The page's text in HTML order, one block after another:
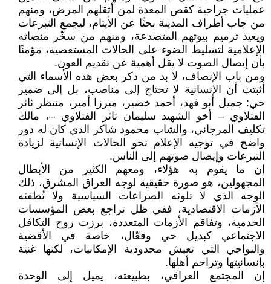
عمليات جراحية كقص المعدة لمن أثقلهم المرض، ومنهم
من جاب أطراف المدينة بحثًا عن الأيتام، ليجمع التبرعات
ويعيد ترميم بيوتهم المتصدعة، ومنهم من سخّر منصاته
الإعلامية لتسليط الضوء على الحالات المستعصية، مؤمنًا
بأن إيصال الصوت لا يقل أهمية عن تقديم العون.
ومن باب الإنصاف، لا بد من ذكر بعض هذه الأسماء التي
أثبتت أن الإنسانية لا تحتاج إلى مناصب، بل إلى ضمير
حي: جميل أبو فهد، أحمد خضير، ميرزا أمير، منتظر ثائر
الفتلاوي – أخو الشهيد سليمان ثائر الفتلاوي –، مالك
تكليف المرجاني، والشاب محمود شاكر الذي كان له دور
واضح في توجيه الإعلام نحو الحالات الإنسانية لزيادة
التبرعات وإيصال صوتهم إلى الناس.
إن ما يقوم به هؤلاء، ومعهم الكثير من الأبطال
المجهولين، هو صورة حقيقية لوجه العراق المشرق، ذلك
الوجه الذي لا تلوثه الصراعات السياسية ولا تُطفئه
الأزمات الاقتصادية، ففي ظل تراجع بعض المؤسسات
الخدمية، وتفاقم الأزمات المتعددة، برزت روح التكافل
الاجتماعي كبديل حي وفعّال، خاصة في الأقضية
والنواحي التي تعيش محدودية الإمكانيات، لكنها غنية
بإنسانيتها وتراحم أهلها.
إن المجتمع العراقي، بطبيعته، يميل إلى الوحدة